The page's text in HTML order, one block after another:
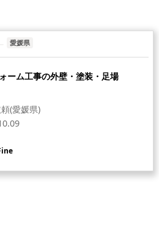
愛媛県
ーム工事の外壁・塗装・足場
(愛媛県)